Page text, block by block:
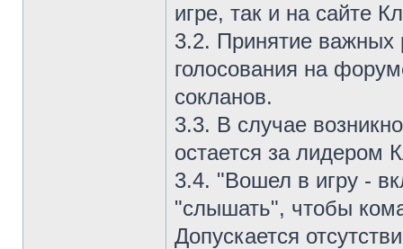
игре, так и на сайте
3.2. Принятие важных
голосования на
сокланов.
3.3. В случае
остается за лидером
3.4. "Вошел в игру -
"слышать", чтобы
Допускается